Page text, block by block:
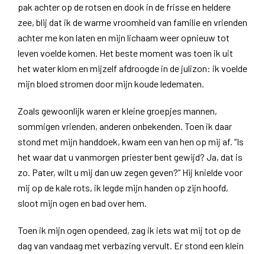
pak achter op de rotsen en dook in de frisse en heldere
zee, blij dat ik de warme vroomheid van familie en vrienden
achter me kon laten en mijn lichaam weer opnieuw tot
leven voelde komen. Het beste moment was toen ik uit
het water klom en mijzelf afdroogde in de julizon: ik voelde
mijn bloed stromen door mijn koude ledematen.
Zoals gewoonlijk waren er kleine groepjes mannen,
sommigen vrienden, anderen onbekenden. Toen ik daar
stond met mijn handdoek, kwam een van hen op mij af. “Is
het waar dat u vanmorgen priester bent gewijd? Ja, dat is
zo. Pater, wilt u mij dan uw zegen geven?” Hij knielde voor
mij op de kale rots, ik legde mijn handen op zijn hoofd,
sloot mijn ogen en bad over hem.
Toen ik mijn ogen opendeed, zag ik iets wat mij tot op de
dag van vandaag met verbazing vervult. Er stond een klein